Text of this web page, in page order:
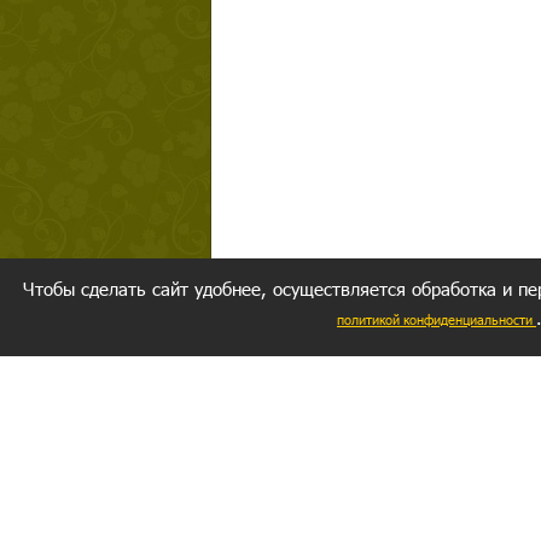
Чтобы сделать сайт удобнее, осуществляется обработка и
политикой конфиденциальности